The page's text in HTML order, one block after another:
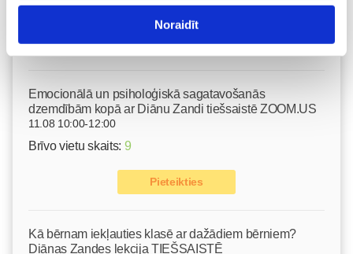
Noraidīt
Brīvo vietu skaits:2
Pieteikties
Emocionālā un psiholoģiskā sagatavošanās
dzemdībām kopā ar Diānu Zandi tiešsaistē ZOOM.US
11.08 10:00-12:00
Brīvo vietu skaits: 9
Pieteikties
Kā bērnam iekļauties klasē ar dažādiem bērniem?
Diānas Zandes lekcija TIEŠSAISTĒ